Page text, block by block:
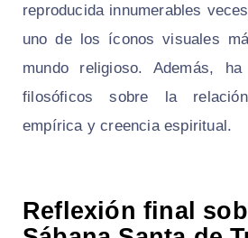
reproducida innumerables
uno de los íconos visuales
mundo religioso. Además,
filosóficos sobre la
empírica y creencia espiritual.
Reflexión final